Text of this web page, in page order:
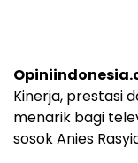
Kinerja, prestasi
menarik bagi
sosok Anies